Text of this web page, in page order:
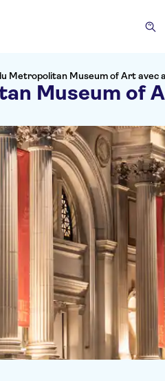
Metropolitan Museum of Art avec
Museum of